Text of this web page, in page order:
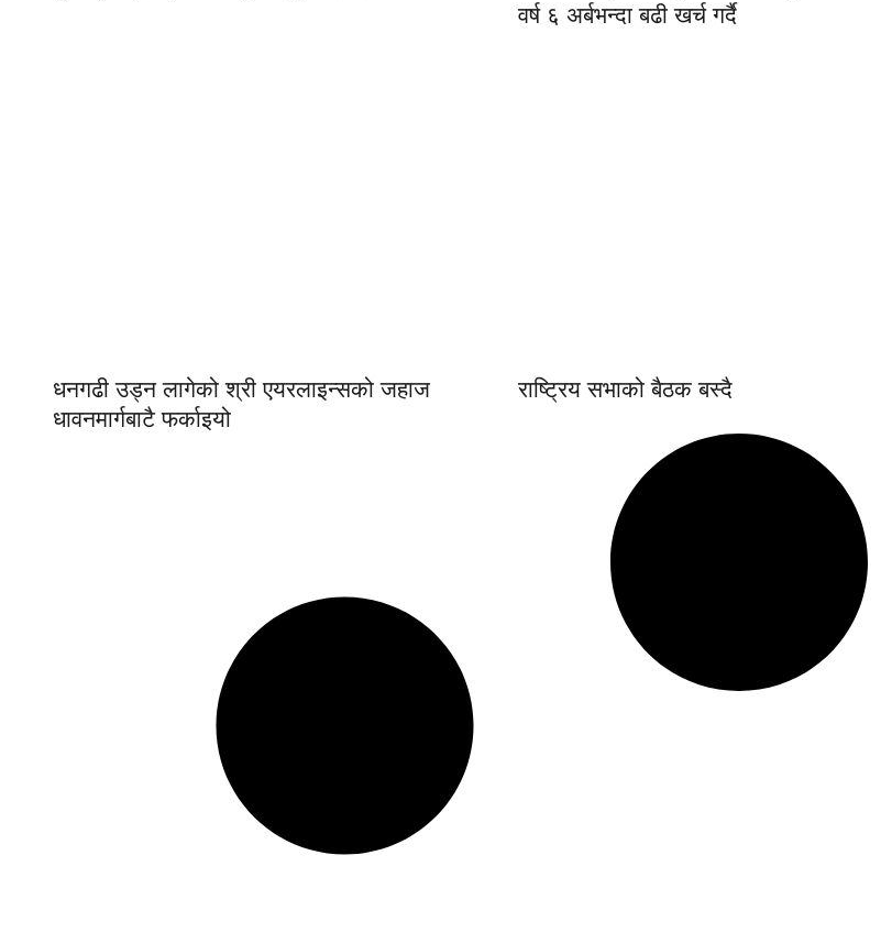
वर्ष ६ अर्बभन्दा बढी खर्च गर्दै
धनगढी उड्न लागेको श्री एयरलाइन्सको जहाज
धावनमार्गबाटै फर्काइयो
राष्ट्रिय सभाको बैठक बस्दै